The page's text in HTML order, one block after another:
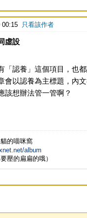
00:15 只看該作者
虛設
「認養」這個項目，也
會以認養為主標題，內
該想辦法管一管啊？
的喵咪窩
album
壓的扁扁的哦）